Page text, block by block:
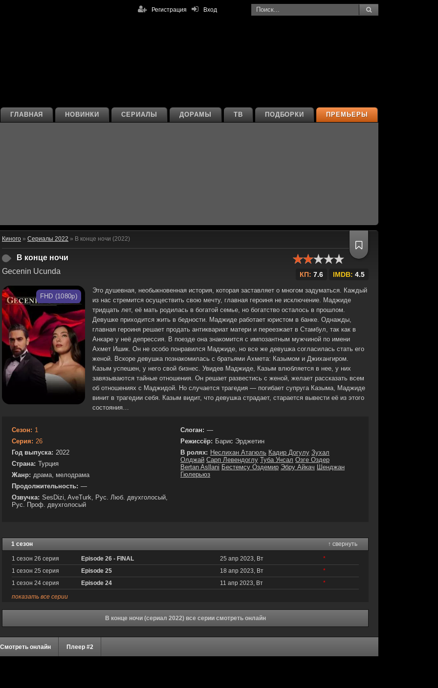
Вход
Регистрация
ПРЕМЬЕРЫ
ПОДБОРКИ
ТВ
ДОРАМЫ
СЕРИАЛЫ
НОВИНКИ
ГЛАВНАЯ
Киного » Сериалы 2022 » В конце ночи (2022)
В конце ночи
Gecenin Ucunda
КП: 7.6 IMDB: 4.5
FHD (1080p)
Это душевная, необыкновенная история, которая заставляет о многом задуматься. Каждый
из нас стремится осуществить свою мечту, главная героиня не исключение. Маджиде
тридцать лет, её мать родилась в богатой семье, но богатство осталось в прошлом.
Девушке приходится жить в бедности. Маджиде работает юристом в банке. Однажды,
главная героиня решает продать антиквариат матери и переезжает в Стамбул, так как в
Анкаре у неё депрессия. В поезде она знакомится с импозантным мужчиной по имени
Ахмет Ишик. Он не особо понравился Маджиде, но все же девушка согласилась стать его
женой. Вскоре девушка познакомилась с братьями Ахмета: Казымом и Джихангиром.
Казым успешен, у него свой бизнес. Увидев Маджиде, Казым влюбляется в нее, у них
завязываются тайные отношения. Он решает развестись с женой, желает рассказать всем
об отношениях с Маджидой. Но случается трагедия — погибает супруга Казыма, Маджиде
винит в трагедии себя. Казым видит, что девушка страдает, старается вывести её из этого
состояния…
Сезон: 1
Серия: 26
Год выпуска: 2022
Страна: Турция
Жанр: драма, мелодрама
Продолжительность: —
Озвучка: SesDizi, AveTurk, Рус. Люб. двухголосый,
Рус. Проф. двухголосый
Слоган: —
Режиссёр: Барис Эрджетин
В ролях: Неслихан Атагюль Кадир Догулу Зухал
Олджай Сарп Левендоглу Туба Унсал Озге Оздер
Bertan Asllani Бестемсу Оздемир Эбру Айкач Шенджан
Гюлерьюз
1 сезон ↑ свернуть
1 сезон 26 серия Episode 26 - FINAL 25 апр 2023, Вт
*
1 сезон 25 серия
Episode 25 18 апр 2023, Вт
*
1 сезон 24 серия
Episode 24 11 апр 2023, Вт
*
показать все серии
В конце ночи (сериал 2022) все серии смотреть онлайн
Смотреть онлайн Плеер #2